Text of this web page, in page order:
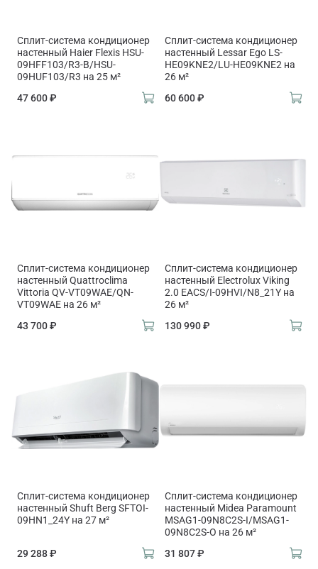
Сплит-система кондиционер
настенный Haier Flexis HSU-
09HFF103/R3-B/HSU-
09HUF103/R3 на 25 м²
47 600 ₽
Сплит-система кондиционер
настенный Lessar Ego LS-
HE09KNE2/LU-HE09KNE2 на
26 м²
60 600 ₽
Сплит-система кондиционер
настенный Quattroclima
Vittoria QV-VT09WAE/QN-
VT09WAE на 26 м²
43 700 ₽
Сплит-система кондиционер
настенный Electrolux Viking
2.0 EACS/I-09HVI/N8_21Y на
26 м²
130 990 ₽
Сплит-система кондиционер
настенный Shuft Berg SFTOI-
09HN1_24Y на 27 м²
29 288 ₽
Сплит-система кондиционер
настенный Midea Paramount
MSAG1-09N8C2S-I/MSAG1-
09N8C2S-O на 26 м²
31 807 ₽